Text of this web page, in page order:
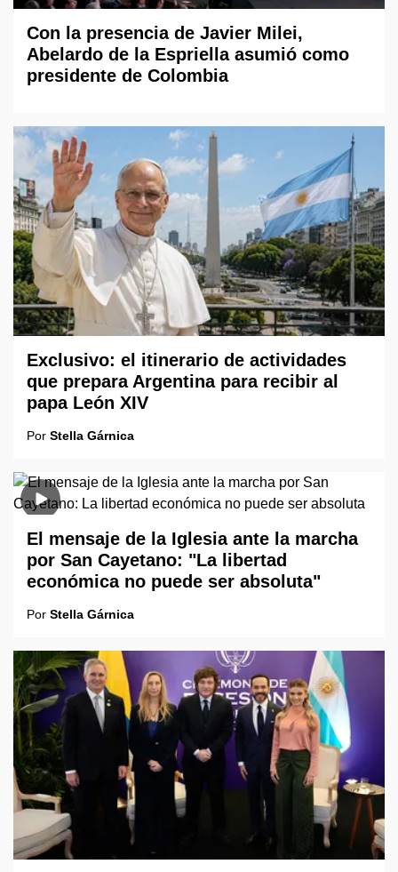
Con la presencia de Javier Milei,
Abelardo de la Espriella asumió como
presidente de Colombia
Exclusivo: el itinerario de actividades
que prepara Argentina para recibir al
papa León XIV
Por Stella Gárnica
El mensaje de la Iglesia ante la marcha
por San Cayetano: "La libertad
económica no puede ser absoluta"
Por Stella Gárnica